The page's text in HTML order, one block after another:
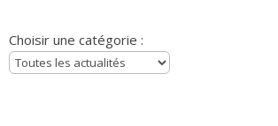
Choisir une catégorie :